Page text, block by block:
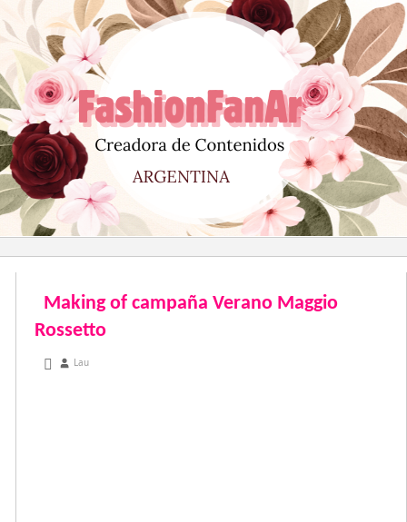
al
contenido
Making of campaña Verano Maggio
Rossetto
noviembre 9, 2012
Lau